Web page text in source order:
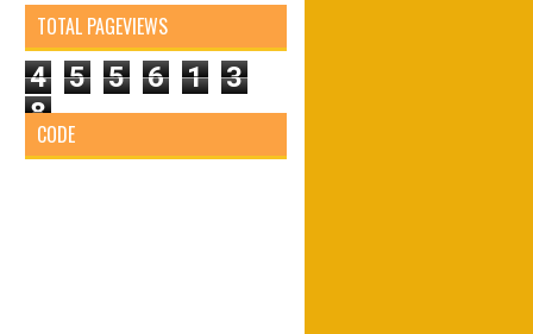
TOTAL PAGEVIEWS
4 5 5 6 1
3
8
CODE